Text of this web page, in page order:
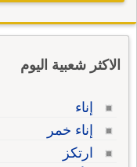
الاكثر شعبية اليوم
إناء
إناء خمر
ارتكز